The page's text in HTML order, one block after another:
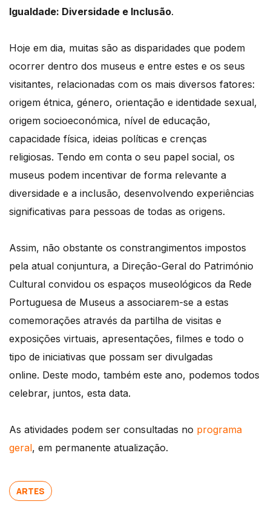
Igualdade: Diversidade e Inclusão.
Hoje em dia, muitas são as disparidades que podem
ocorrer dentro dos museus e entre estes e os seus
visitantes, relacionadas com os mais diversos fatores:
origem étnica, género, orientação e identidade sexual,
origem socioeconómica, nível de educação,
capacidade física, ideias políticas e crenças
religiosas. Tendo em conta o seu papel social, os
museus podem incentivar de forma relevante a
diversidade e a inclusão, desenvolvendo experiências
significativas para pessoas de todas as origens.
Assim, não obstante os constrangimentos impostos
pela atual conjuntura, a Direção-Geral do Património
Cultural convidou os espaços museológicos da Rede
Portuguesa de Museus a associarem-se a estas
comemorações através da partilha de visitas e
exposições virtuais, apresentações, filmes e todo o
tipo de iniciativas que possam ser divulgadas
online. Deste modo, também este ano, podemos todos
celebrar, juntos, esta data.
As atividades podem ser consultadas no programa
geral, em permanente atualização.
ARTES